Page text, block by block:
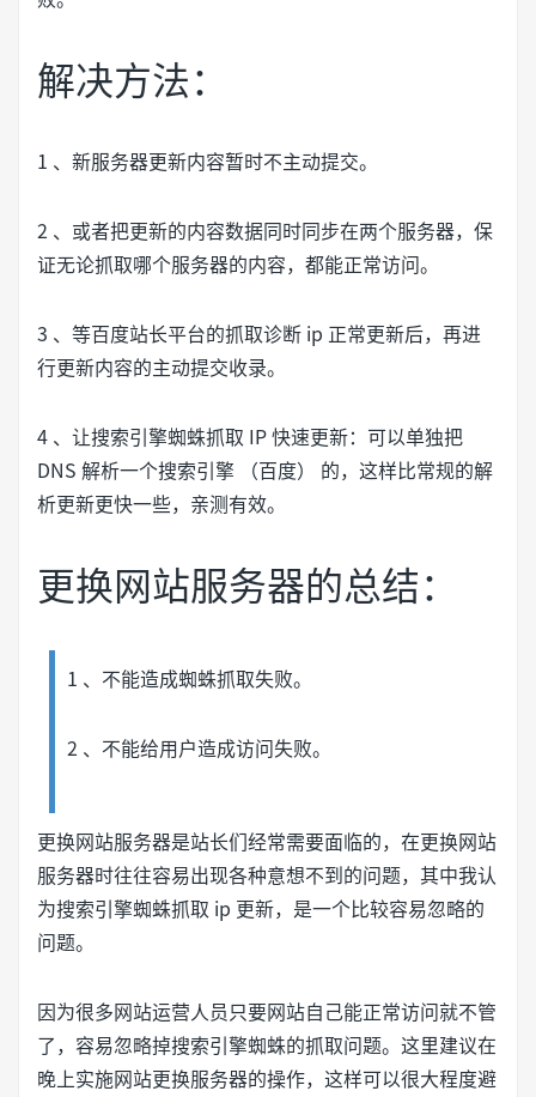
解决方法：
1 、新服务器更新内容暂时不主动提交。
2 、或者把更新的内容数据同时同步在两个服务器，保
证无论抓取哪个服务器的内容，都能正常访问。
3 、等百度站长平台的抓取诊断 ip 正常更新后，再进
行更新内容的主动提交收录。
4 、让搜索引擎蜘蛛抓取 IP 快速更新：可以单独把
DNS 解析一个搜索引擎 （百度） 的，这样比常规的解
析更新更快一些，亲测有效。
更换网站服务器的总结：
1 、不能造成蜘蛛抓取失败。
2 、不能给用户造成访问失败。
更换网站服务器是站长们经常需要面临的，在更换网站
服务器时往往容易出现各种意想不到的问题，其中我认
为搜索引擎蜘蛛抓取 ip 更新，是一个比较容易忽略的
问题。
因为很多网站运营人员只要网站自己能正常访问就不管
了，容易忽略掉搜索引擎蜘蛛的抓取问题。这里建议在
晚上实施网站更换服务器的操作，这样可以很大程度避